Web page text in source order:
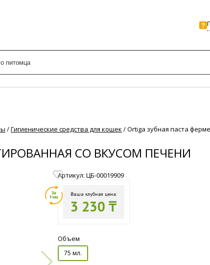
/Гигиенические средства для кошек /Ortiga зубная паста
СО ВКУСОМ ПЕЧЕНИ
Артикул: ЦБ-00019909
Ваша клубная цена:
3 230 ₸
Объем
75 мл.